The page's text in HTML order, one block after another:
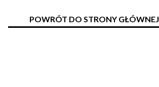
POWRÓT DO STRONY GŁÓWNEJ